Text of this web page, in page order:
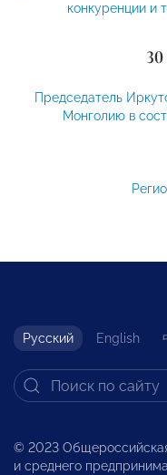
конкуренции и
Председатель
Монголию в
Русский English
© 2023
и среднего